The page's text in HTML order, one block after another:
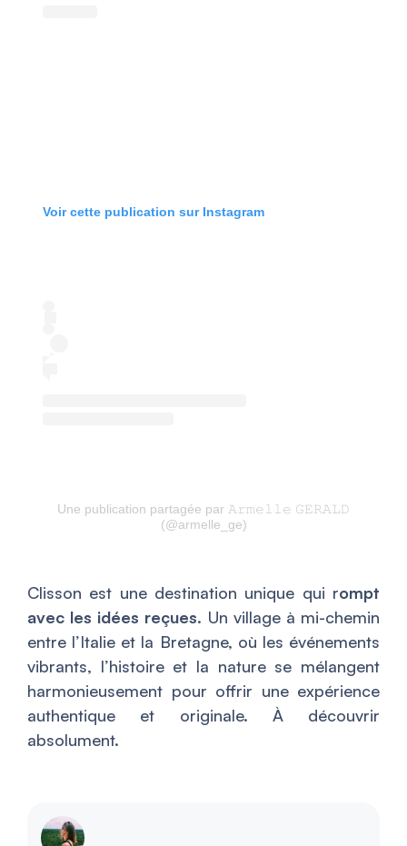
Voir cette publication sur Instagram
Une publication partagée par 𝙰𝚛𝚖𝚎𝚕𝚕𝚎 𝙶𝙴𝚁𝙰𝙻𝙳
(@armelle_ge)
Clisson est une destination unique qui rompt
avec les idées reçues. Un village à mi-chemin
entre l’Italie et la Bretagne, où les événements
vibrants, l’histoire et la nature se mélangent
harmonieusement pour offrir une expérience
authentique et originale. À découvrir
absolument.